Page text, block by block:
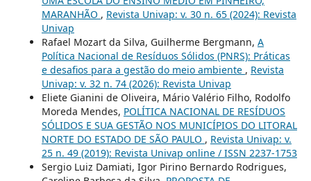
MARANHÃO , Revista Univap: v. 30 n. 65 (2024): Revista
Univap
Rafael Mozart da Silva, Guilherme Bergmann, A
Política Nacional de Resíduos Sólidos (PNRS): Práticas
e desafios para a gestão do meio ambiente , Revista
Univap: v. 32 n. 74 (2026): Revista Univap
Eliete Gianini de Oliveira, Mário Valério Filho, Rodolfo
Moreda Mendes, POLÍTICA NACIONAL DE RESÍDUOS
SÓLIDOS E SUA GESTÃO NOS MUNICÍPIOS DO LITORAL
NORTE DO ESTADO DE SÃO PAULO , Revista Univap: v.
25 n. 49 (2019): Revista Univap online / ISSN 2237-1753
Sergio Luiz Damiati, Igor Pirino Bernardo Rodrigues,